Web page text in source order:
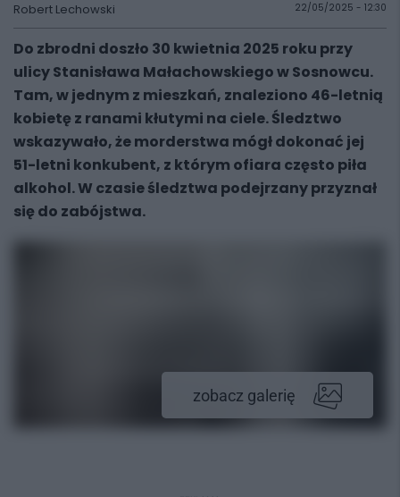
Robert Lechowski 22/05/2025 - 12:30
Do zbrodni doszło 30 kwietnia 2025 roku przy
ulicy Stanisława Małachowskiego w Sosnowcu.
Tam, w jednym z mieszkań, znaleziono 46-letnią
kobietę z ranami kłutymi na ciele. Śledztwo
wskazywało, że morderstwa mógł dokonać jej
51-letni konkubent, z którym ofiara często piła
alkohol. W czasie śledztwa podejrzany przyznał
się do zabójstwa.
zobacz galerię